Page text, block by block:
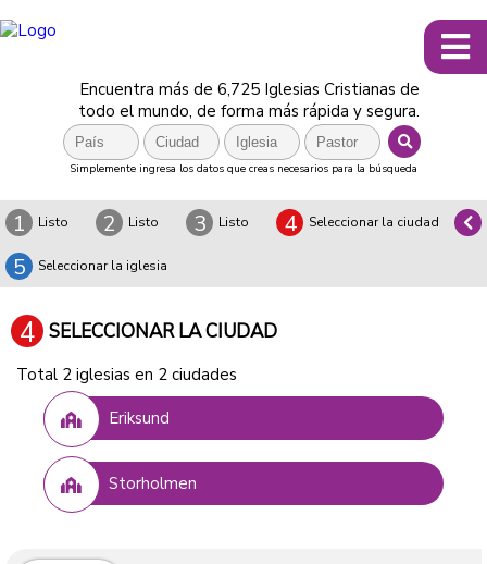
Encuentra más de 6,725 Iglesias Cristianas de
todo el mundo, de forma más rápida y segura.
Simplemente ingresa los datos que creas necesarios para la búsqueda
1 Listo 2 Listo 3 Listo 4 Seleccionar la ciudad
5 Seleccionar la iglesia
4 SELECCIONAR LA CIUDAD
Total 2 iglesias en 2 ciudades
Eriksund
Storholmen